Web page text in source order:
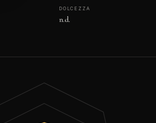
DOLCEZZA
n.d.